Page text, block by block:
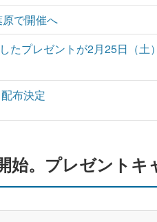
で開催へ
たプレゼントが2月25日（土
布決定
始。プレゼントキ